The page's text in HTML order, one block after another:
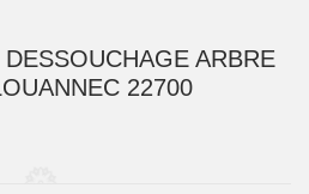
ARBRE
22700